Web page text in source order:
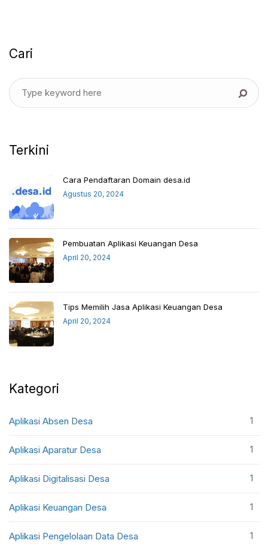
Cari
Terkini
Cara Pendaftaran Domain desa.id
Agustus 20, 2024
Pembuatan Aplikasi Keuangan Desa
April 20, 2024
Tips Memilih Jasa Aplikasi Keuangan Desa
April 20, 2024
Kategori
Aplikasi Absen Desa 1
Aplikasi Aparatur Desa 1
Aplikasi Digitalisasi Desa 1
Aplikasi Keuangan Desa 1
Aplikasi Pengelolaan Data Desa 1